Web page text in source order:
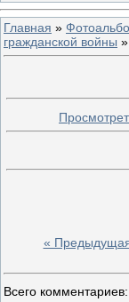
Главная »
гражданской войны
«
Всего комментариев: